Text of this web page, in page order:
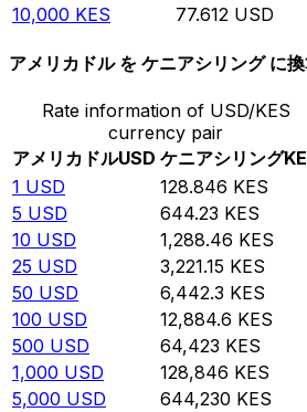
10,000 KES 77.612 USD
アメリカドル を ケニアシリング に
Rate information of USD/KES
currency pair
アメリカドルUSD ケニアシリング
1 USD 128.846 KES
5 USD 644.23 KES
10 USD 1,288.46 KES
25 USD 3,221.15 KES
50 USD 6,442.3 KES
100 USD 12,884.6 KES
500 USD 64,423 KES
1,000 USD 128,846 KES
5,000 USD 644,230 KES